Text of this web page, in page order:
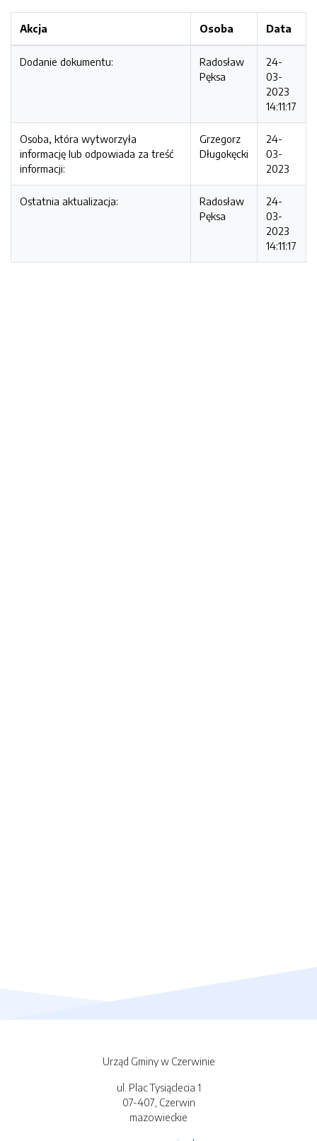
Akcja Osoba Data
Dodanie dokumentu:
Radosław
Pęksa
24-
03-
2023
14:11:17
Osoba, która wytworzyła
informację lub odpowiada za treść
informacji:
Grzegorz
Długokęcki
24-
03-
2023
Ostatnia aktualizacja:
Radosław
Pęksa
24-
03-
2023
14:11:17
Urząd Gminy w Czerwinie
ul. Plac Tysiąclecia 1
07-407, Czerwin
mazowieckie